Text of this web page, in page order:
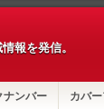
報を発信。
ナンバー カバ